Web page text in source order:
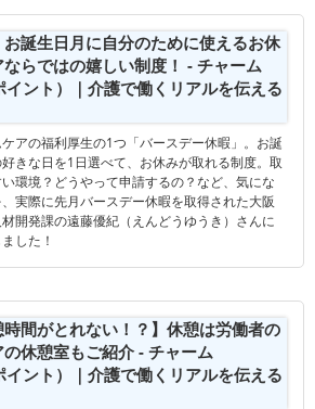
お誕生日月に自分のために使えるお休
らではの嬉しい制度！ - チャーム
ント）｜介護で働くリアルを伝える
アの福利厚生の1つ「バースデー休暇」。お誕
きな日を1日選べて、お休みが取れる制度。取
環境？どうやって申請するの？など、気にな
実際に先月バースデー休暇を取得された大阪
開発課の遠藤優紀（えんどうゆうき）さんに
した！
時間がとれない！？】休憩は労働者の
休憩室もご紹介 - チャーム
ント）｜介護で働くリアルを伝える